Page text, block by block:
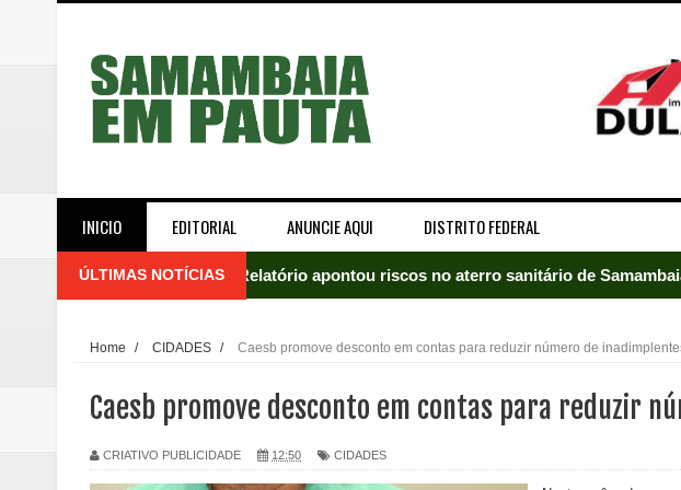
INICIO EDITORIAL ANUNCIE AQUI DISTRITO FEDERAL
ÚLTIMAS NOTÍCIAS Relatório apontou riscos no aterro sanitário de
Homem é socorrido após ser vítima de agressão em
Moradora de Samambaia tem prisão preventiva
Home / CIDADES / Caesb promove desconto em contas para reduzir número de
Caesb promove desconto em contas para reduzir
CRIATIVO PUBLICIDADE 12:50 CIDADES